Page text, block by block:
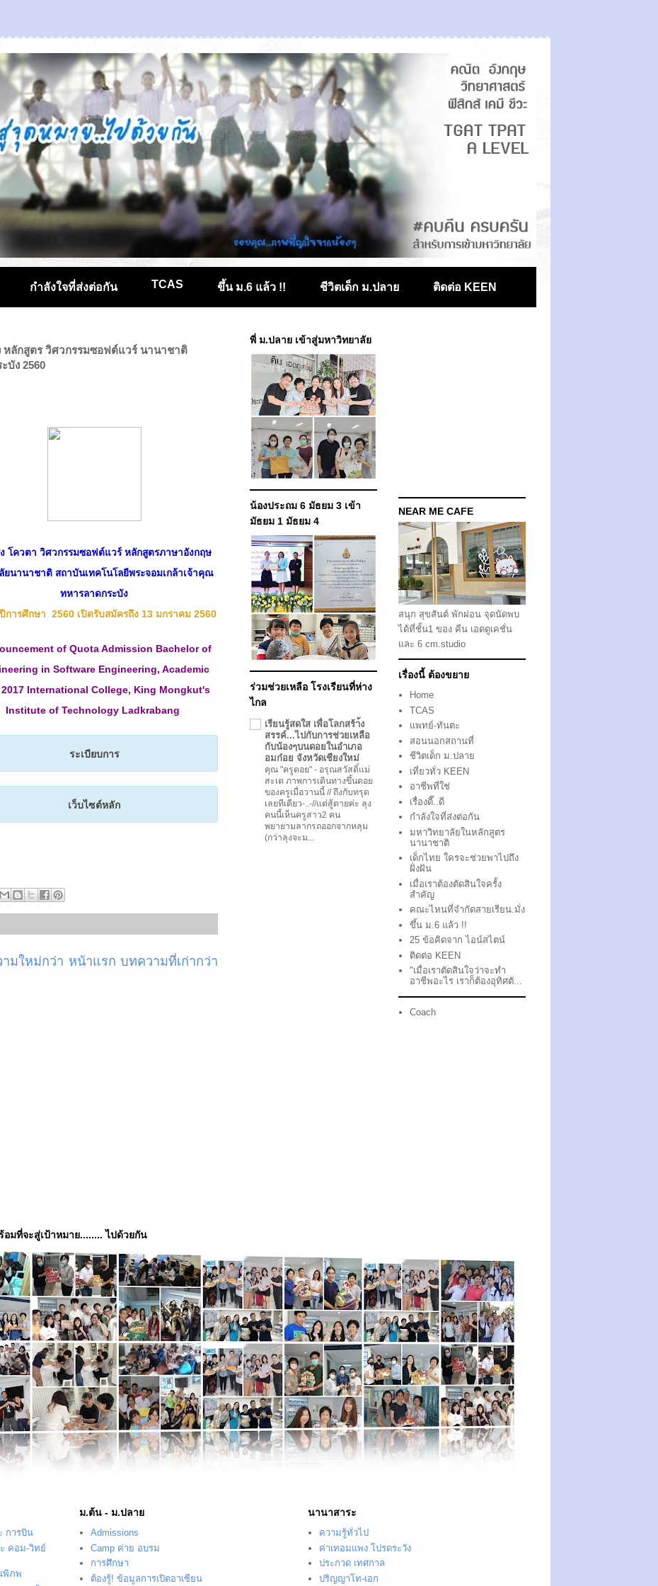
กำลังใจที่ส่งต่อกัน TCAS ขึ้น ม.6 แล้ว !! ชีวิตเด็ก ม.ปลาย ติดต่อ KEEN
หลักสูตร วิศวกรรมซอฟต์แวร์ นานาชาติ
บัง 2560
โควตา วิศวกรรมซอฟต์แวร์ หลักสูตรภาษาอังกฤษ
ยนานาชาติ สถาบันเทคโนโลยีพระจอมเกล้าเจ้าคุณ
ทหารลาดกระบัง
การศึกษา 2560 เปิดรับสมัครถึง 13 มกราคม 2560
of Quota Admission Bachelor of
in Software Engineering, Academic
2017 International College, King Mongkut's
Institute of Technology Ladkrabang
ระเบียบการ
เว็บไซต์หลัก
มใหม่กว่า บทความที่เก่ากว่า
หน้าแรก
พี่ ม.ปลาย เข้าสู่มหาวิทยาลัย
น้องประถม 6 มัธยม 3 เข้า
มัธยม 1 มัธยม 4
ร่วมช่วยเหลือ โรงเรียนที่ห่าง
ไกล
เรียนรู้สดใส เพื่อโลกสร้า้ง
สรรค์...ไปกับการช่วยเหลือ
กับน้องๆบนดอยในอำเภอ
อมก๋อย จังหวัดเชียงใหม่
คุณ "ครูดอย" - อรุณสวัสดิ์แม่
สะเต ภาพการเดินทางขึ้นดอย
ของครูเมื่อวานนี้ // ถึงกับทรุด
เลยทีเดียว-..-//แต่สู้ตายค่ะ ลุง
คนนี้เห็นครูสาว2 คน
พยายามลากรถออกจากหลุม
(กว่าลุงจะม...
NEAR ME CAFE
สนุก สุขสันต์ พักผ่อน จุดนัดพบ
ได้ที่ชั้น1 ของ คีน เอดดูเคชั่น
และ 6 cm.studio
เรื่องนี้ ต้องขยาย
Home
TCAS
แพทย์-ทันตะ
สอนนอกสถานที่
ชีวิตเด็ก ม.ปลาย
เที่ยวทั่ว KEEN
อาชีพที่ใช่
เรื่องดี๊..ดี
กำลังใจที่ส่งต่อกัน
มหาวิทยาลัยในหลักสูตร
นานาชาติ
เด็กไทย ใครจะช่วยพาไปถึง
ฝั่งฝัน
เมื่อเราต้องตัดสินใจครั้ง
สำคัญ
คณะไหนที่จำกัดสายเรียน.มั่ง
ขึ้น ม.6 แล้ว !!
25 ข้อคิดจาก ไอน์สไตน์
ติดต่อ KEEN
"เมื่อเราตัดสินใจว่าจะทำ
อาชีพอะไร เราก็ต้องอุทิศตั...
Coach
อมที่จะสู่เป้าหมาย........ ไปด้วยกัน
การบิน
คอม-วิทย์
พิภพ
ม.ต้น - ม.ปลาย
Admissions
Camp ค่าย อบรม
การศึกษา
ต้องรู้! ข้อมูลการเปิดอาเซียน
นานาสาระ
ความรู้ทั่วไป
ค่าเทอมแพง โปรดระวัง
ประกวด เทศกาล
ปริญญาโท-เอก